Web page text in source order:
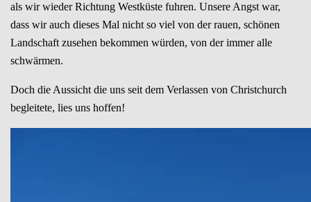
als wir wieder Richtung Westküste fuhren. Unsere Angst war,
dass wir auch dieses Mal nicht so viel von der rauen, schönen
Landschaft zusehen bekommen würden, von der immer alle
schwärmen.
Doch die Aussicht die uns seit dem Verlassen von Christchurch
begleitete, lies uns hoffen!